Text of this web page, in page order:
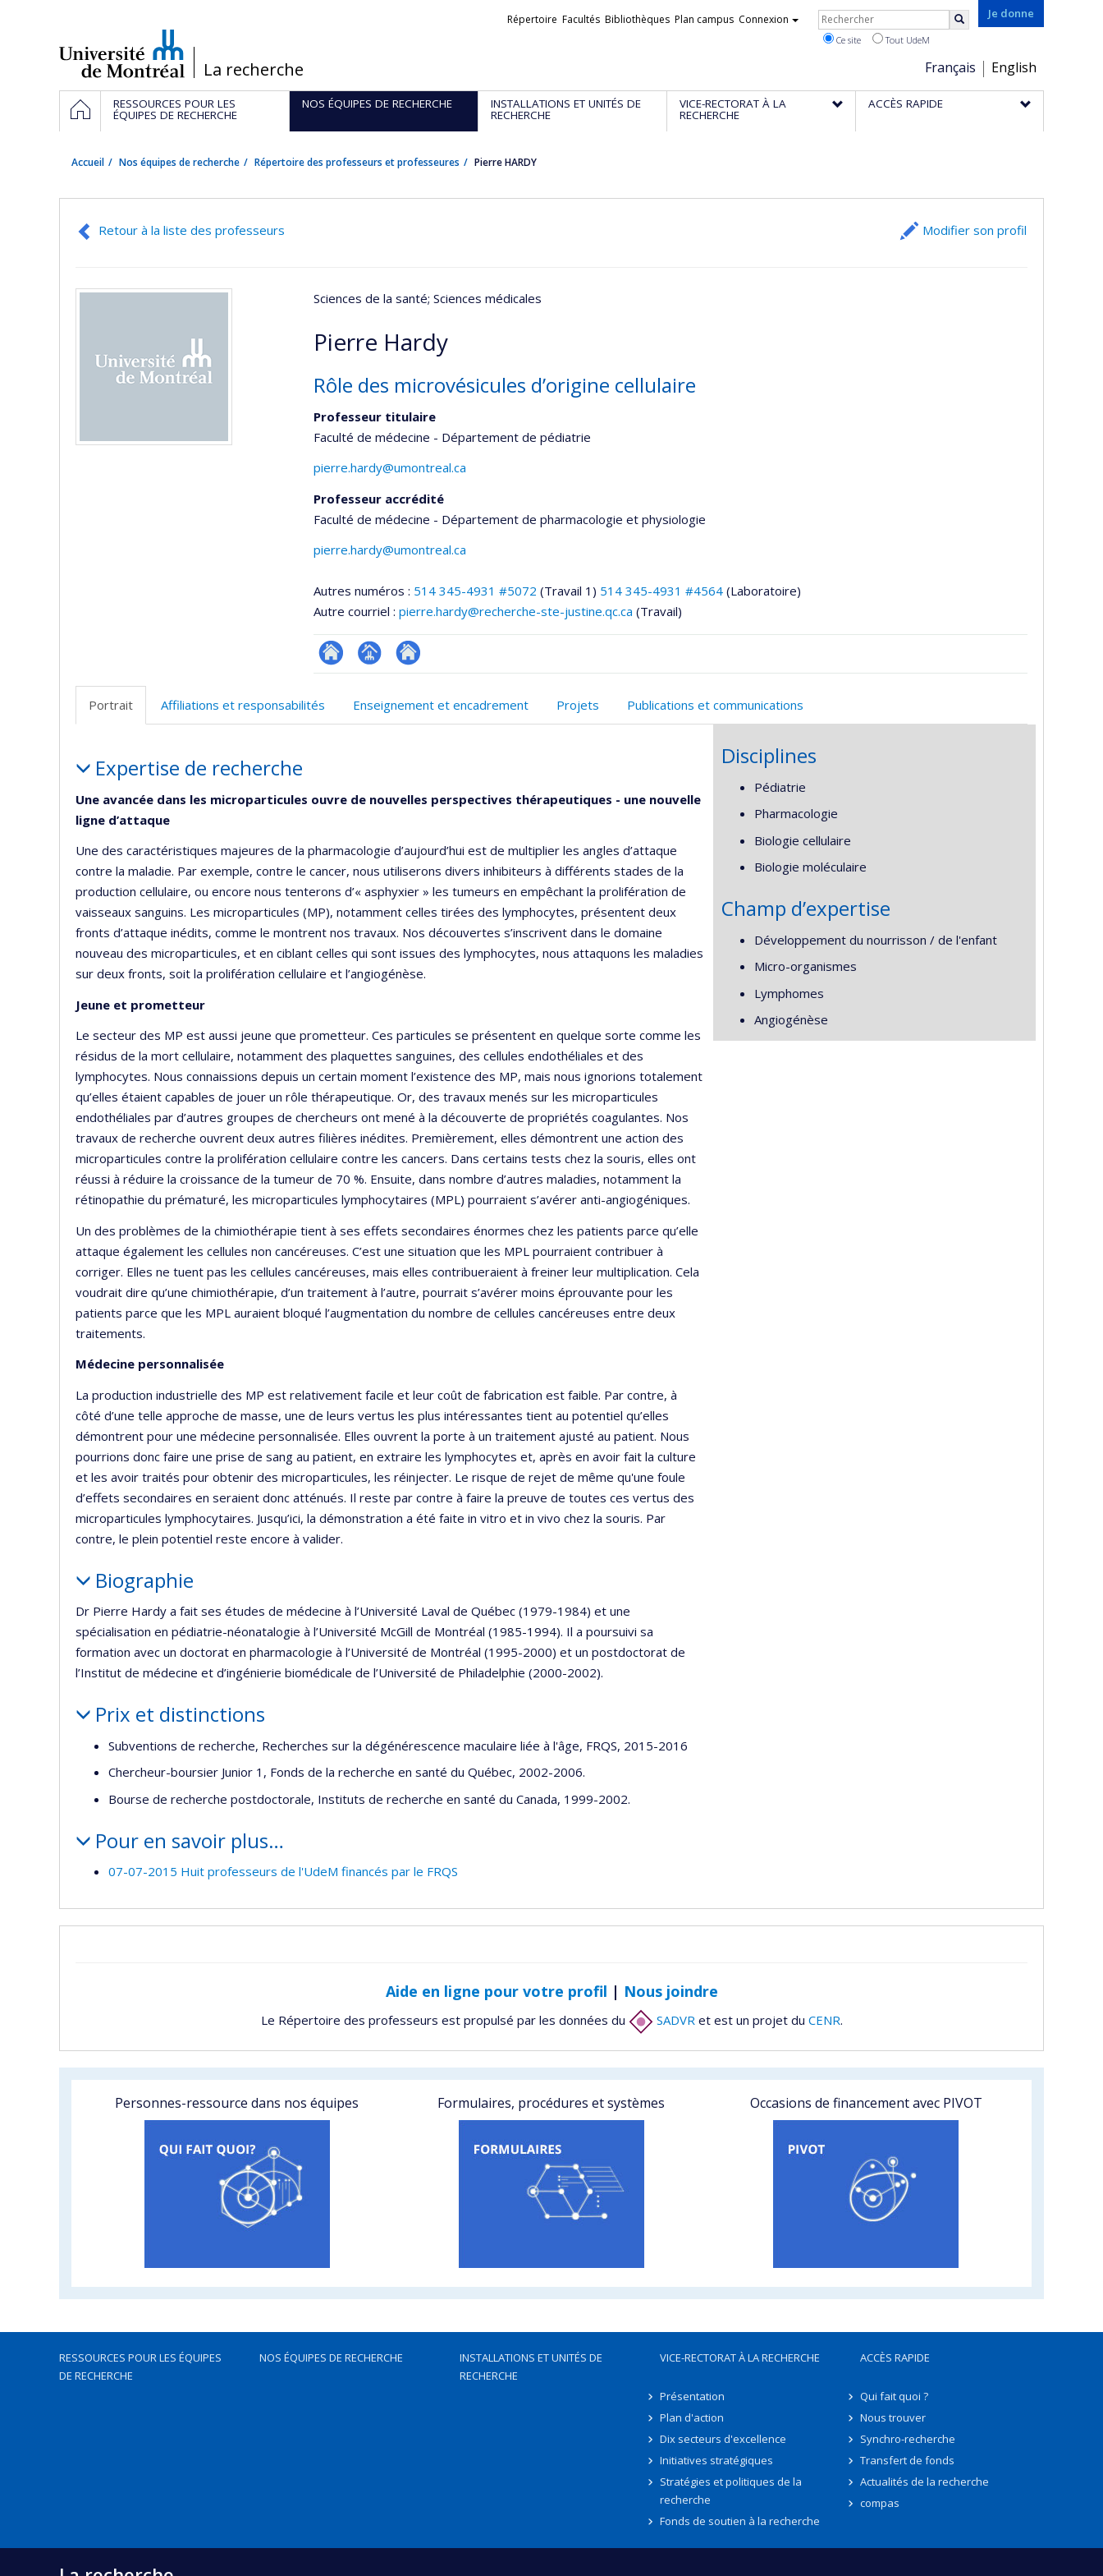
/La recherche
Je donne
Choix
de
la
Français English
Liens
Répertoire Facultés Bibliothèques Plan campus Connexion Rechercher
Ce site Tout UdeM
Navigation
principale
ACCUEILRESSOURCES POUR LES
ÉQUIPES DE RECHERCHE
NOS ÉQUIPES DE RECHERCHE INSTALLATIONS ET UNITÉS DE
RECHERCHE
VICE-RECTORAT À LA
RECHERCHE
ACCÈS RAPIDE
Accueil Nos équipes de recherche Répertoire des professeurs et professeures Pierre HARDY
Retour à la liste des professeurs Modifier son profil
Sciences de la santé; Sciences médicales
Pierre Hardy
Rôle des microvésicules d’origine cellulaire
Professeur titulaire
Faculté de médecine - Département de pédiatrie
pierre.hardy@umontreal.ca
Professeur accrédité
Faculté de médecine - Département de pharmacologie et physiologie
pierre.hardy@umontreal.ca
Autres numéros : 514 345-4931 #5072 (Travail 1) 514 345-4931 #4564 (Laboratoire)
Autre courriel : pierre.hardy@recherche-ste-justine.qc.ca (Travail)
ResearchGate
Page
(faculté,département,école)
Site
Portrait Affiliations et responsabilités Enseignement et encadrement Projets Publications et communications
Expertise de recherche
Une avancée dans les microparticules ouvre de nouvelles perspectives thérapeutiques - une nouvelle
ligne d’attaque
Une des caractéristiques majeures de la pharmacologie d’aujourd’hui est de multiplier les angles d’attaque
contre la maladie. Par exemple, contre le cancer, nous utiliserons divers inhibiteurs à différents stades de la
production cellulaire, ou encore nous tenterons d’« asphyxier » les tumeurs en empêchant la prolifération de
vaisseaux sanguins. Les microparticules (MP), notamment celles tirées des lymphocytes, présentent deux
fronts d’attaque inédits, comme le montrent nos travaux. Nos découvertes s’inscrivent dans le domaine
nouveau des microparticules, et en ciblant celles qui sont issues des lymphocytes, nous attaquons les maladies
sur deux fronts, soit la prolifération cellulaire et l’angiogénèse.
Jeune et prometteur
Le secteur des MP est aussi jeune que prometteur. Ces particules se présentent en quelque sorte comme les
résidus de la mort cellulaire, notamment des plaquettes sanguines, des cellules endothéliales et des
lymphocytes. Nous connaissions depuis un certain moment l’existence des MP, mais nous ignorions totalement
qu’elles étaient capables de jouer un rôle thérapeutique. Or, des travaux menés sur les microparticules
endothéliales par d’autres groupes de chercheurs ont mené à la découverte de propriétés coagulantes. Nos
travaux de recherche ouvrent deux autres filières inédites. Premièrement, elles démontrent une action des
microparticules contre la prolifération cellulaire contre les cancers. Dans certains tests chez la souris, elles ont
réussi à réduire la croissance de la tumeur de 70 %. Ensuite, dans nombre d’autres maladies, notamment la
rétinopathie du prématuré, les microparticules lymphocytaires (MPL) pourraient s’avérer anti-angiogéniques.
Un des problèmes de la chimiothérapie tient à ses effets secondaires énormes chez les patients parce qu’elle
attaque également les cellules non cancéreuses. C’est une situation que les MPL pourraient contribuer à
corriger. Elles ne tuent pas les cellules cancéreuses, mais elles contribueraient à freiner leur multiplication. Cela
voudrait dire qu’une chimiothérapie, d’un traitement à l’autre, pourrait s’avérer moins éprouvante pour les
patients parce que les MPL auraient bloqué l’augmentation du nombre de cellules cancéreuses entre deux
traitements.
Médecine personnalisée
La production industrielle des MP est relativement facile et leur coût de fabrication est faible. Par contre, à
côté d’une telle approche de masse, une de leurs vertus les plus intéressantes tient au potentiel qu’elles
démontrent pour une médecine personnalisée. Elles ouvrent la porte à un traitement ajusté au patient. Nous
pourrions donc faire une prise de sang au patient, en extraire les lymphocytes et, après en avoir fait la culture
et les avoir traités pour obtenir des microparticules, les réinjecter. Le risque de rejet de même qu'une foule
d’effets secondaires en seraient donc atténués. Il reste par contre à faire la preuve de toutes ces vertus des
microparticules lymphocytaires. Jusqu’ici, la démonstration a été faite in vitro et in vivo chez la souris. Par
contre, le plein potentiel reste encore à valider.
Biographie
Dr Pierre Hardy a fait ses études de médecine à l’Université Laval de Québec (1979-1984) et une
spécialisation en pédiatrie-néonatalogie à l’Université McGill de Montréal (1985-1994). Il a poursuivi sa
formation avec un doctorat en pharmacologie à l’Université de Montréal (1995-2000) et un postdoctorat de
l’Institut de médecine et d’ingénierie biomédicale de l’Université de Philadelphie (2000-2002).
Prix et distinctions
Subventions de recherche, Recherches sur la dégénérescence maculaire liée à l'âge, FRQS, 2015-2016
Chercheur-boursier Junior 1, Fonds de la recherche en santé du Québec, 2002-2006.
Bourse de recherche postdoctorale, Instituts de recherche en santé du Canada, 1999-2002.
Pour en savoir plus…
07-07-2015 Huit professeurs de l'UdeM financés par le FRQS
Disciplines
Pédiatrie
Pharmacologie
Biologie cellulaire
Biologie moléculaire
Champ d’expertise
Développement du nourrisson / de l'enfant
Micro-organismes
Lymphomes
Angiogénèse
Aide en ligne pour votre profil | Nous joindre
Le Répertoire des professeurs est propulsé par les données du SADVRet est un projet du CENR.
Personnes-ressource dans nos équipes Formulaires, procédures et systèmes Occasions de financement avec PIVOT
RESSOURCES POUR LES ÉQUIPES
DE RECHERCHE
NOS ÉQUIPES DE RECHERCHE
INSTALLATIONS ET UNITÉS DE
RECHERCHE
VICE-RECTORAT À LA RECHERCHE
Présentation
Plan d'action
Dix secteurs d'excellence
Initiatives stratégiques
Stratégies et politiques de la
recherche
Fonds de soutien à la recherche
ACCÈS RAPIDE
Qui fait quoi ?
Nous trouver
Synchro-recherche
Transfert de fonds
Actualités de la recherche
compas